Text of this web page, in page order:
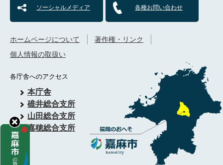
ソーシャルメディア 各種お問い合わせ
各庁舎へのアクセス
本庁舎
碓井総合支所
山田総合支所
嘉穂総合支所
ホームページについて
著作権・リンク
個人情報の取扱い